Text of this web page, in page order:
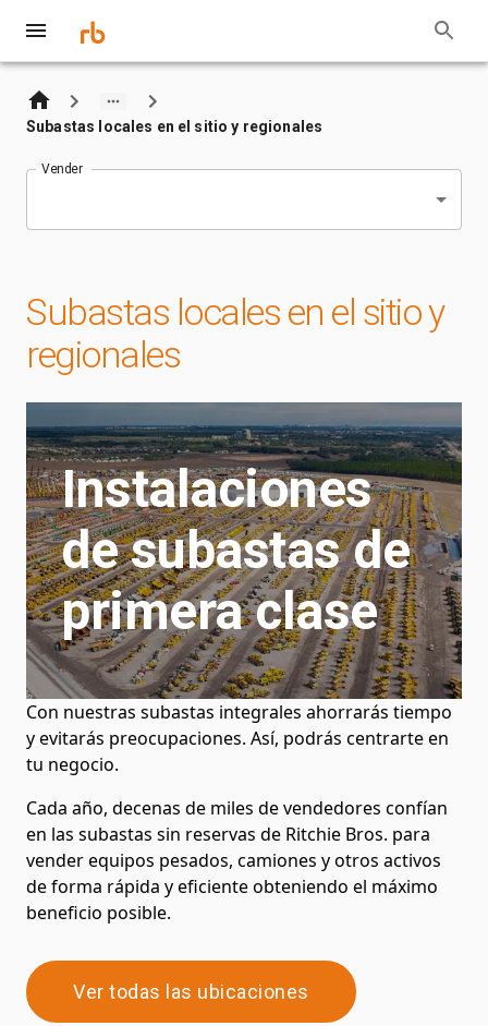
Subastas locales en el sitio y regionales
Vender
Subastas locales en el sitio y
regionales
Instalaciones
de subastas de
primera clase
Con nuestras subastas integrales ahorrarás tiempo
y evitarás preocupaciones. Así, podrás centrarte en
tu negocio.
Cada año, decenas de miles de vendedores confían
en las subastas sin reservas de Ritchie Bros. para
vender equipos pesados, camiones y otros activos
de forma rápida y eficiente obteniendo el máximo
beneficio posible.
Ver todas las ubicaciones